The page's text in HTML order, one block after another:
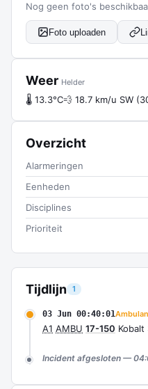
Tijdlijn 1
03 Jun 00:40:01
A1 AMBU 17-150 Kobalt
Incident afgesloten —
Nog geen foto's
Foto uploaden
Weer Helder
🌡 13.3°C💨 18.7 km/u SW
Overzicht
Alarmeringen
Eenheden
Disciplines
Prioriteit